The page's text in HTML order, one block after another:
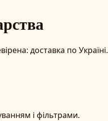
доставка по Україні.
і фільтрами.